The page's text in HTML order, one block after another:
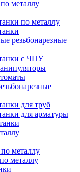
металлу
по металлу
резьбонарезные
с ЧПУ
для труб
для арматуры
металлу
металлу